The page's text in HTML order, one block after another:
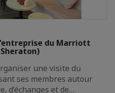
du Marriott
une visite du
ses membres autour
d’échanges et de…